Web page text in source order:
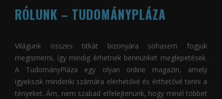
RÓLUNK – TUDOMÁNYPLÁZA
Világunk összes titkát bizonyára sohasem fogjuk
megismerni, így mindig érhetnek bennünket meglepetések.
A TudományPláza egy olyan online magazin, amely
igyekszik mindenki számára elérhetővé és érthetővé tenni a
tényeket. Ám, nem szabad elfelejtenünk, hogy minél többet